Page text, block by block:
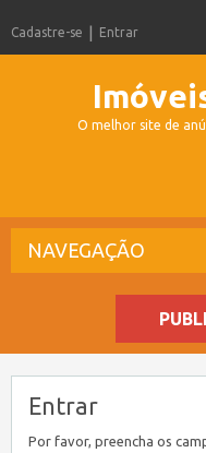
Cadastre-se Entrar
O melhor site de
NAVEGAÇÃO
Entrar
Por favor, preencha os